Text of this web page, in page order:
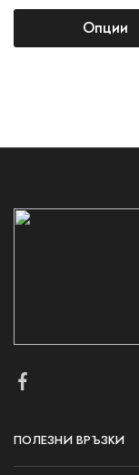
Опции
ПОЛЕЗНИ ВРЪЗКИ